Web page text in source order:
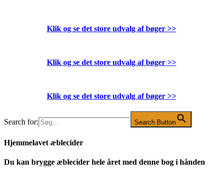
Klik og se det store udvalg af bøger >>
Klik og se det store udvalg af bøger >>
Klik og se det store udvalg af bøger >>
Search for: Search Button
Hjemmelavet æblecider
Du kan brygge æblecider hele året med denne bog i hånden